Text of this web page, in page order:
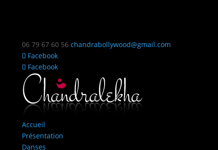
06 79 67 60 56 chandrabollywood@gmail.com
Facebook
Facebook
Accueil
Présentation
Danses